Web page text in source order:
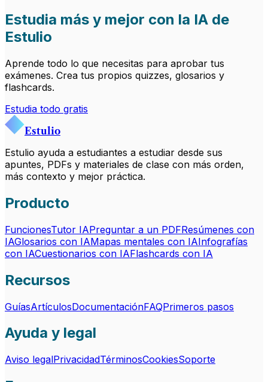
Estudia más y mejor con la IA de
Estulio
Aprende todo lo que necesitas para aprobar tus
exámenes. Crea tus propios quizzes, glosarios y
flashcards.
Estudia todo gratis
Estulio
Estulio ayuda a estudiantes a estudiar desde sus
apuntes, PDFs y materiales de clase con más orden,
más contexto y mejor práctica.
Producto
FuncionesTutor IAPreguntar a un PDFResúmenes con
IAGlosarios con IAMapas mentales con IAInfografías
con IACuestionarios con IAFlashcards con IA
Recursos
GuíasArtículosDocumentaciónFAQPrimeros pasos
Ayuda y legal
Aviso legalPrivacidadTérminosCookiesSoporte